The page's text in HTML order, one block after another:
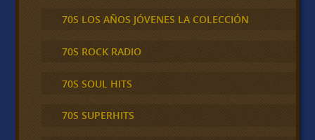
70S LOS AÑOS JÓVENES LA COLECCIÓN
70S ROCK RADIO
70S SOUL HITS
70S SUPERHITS